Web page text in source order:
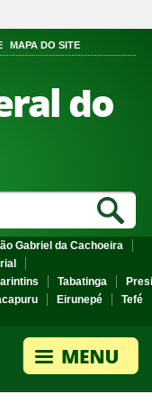
MAPA DO SITE
do
Gabriel da Cachoeira
Tabatinga
Eirunepé
Tefé